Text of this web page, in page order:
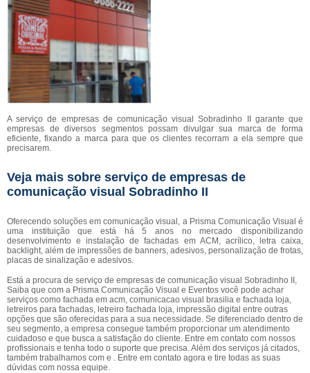
A serviço de empresas de comunicação visual Sobradinho II garante que
empresas de diversos segmentos possam divulgar sua marca de forma
eficiente, fixando a marca para que os clientes recorram a ela sempre que
precisarem.
Veja mais sobre serviço de empresas de
comunicação visual Sobradinho II
Oferecendo soluções em comunicação visual, a Prisma Comunicação Visual é
uma instituição que está há 5 anos no mercado disponibilizando
desenvolvimento e instalação de fachadas em ACM, acrílico, letra caixa,
backlight, além de impressões de banners, adesivos, personalização de frotas,
placas de sinalização e adesivos.
Está a procura de serviço de empresas de comunicação visual Sobradinho II,
Saiba que com a Prisma Comunicação Visual e Eventos você pode achar
serviços como fachada em acm, comunicacao visual brasilia e fachada loja,
letreiros para fachadas, letreiro fachada loja, impressão digital entre outras
opções que são oferecidas para a sua necessidade. Se diferenciado dentro de
seu segmento, a empresa consegue também proporcionar um atendimento
cuidadoso e que busca a satisfação do cliente. Entre em contato com nossos
profissionais e tenha todo o suporte que precisa. Além dos serviços já citados,
também trabalhamos com e . Entre em contato agora e tire todas as suas
dúvidas com nossa equipe.